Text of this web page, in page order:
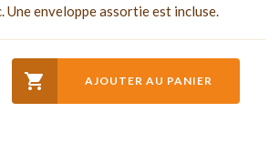
Une enveloppe assortie est incluse.
 AJOUTER AU PANIER